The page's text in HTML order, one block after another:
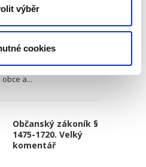
výběr
cookies
státu je svobodná
pocházejícím z
nezměnilo. Každý z nás
a...
Občanský zákoník §
1475-1720. Velký
komentář